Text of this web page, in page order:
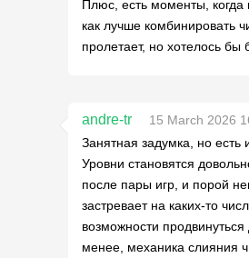
Плюс, есть моменты, когда
как лучше комбинировать
пролетает, но хотелось бы
andre-tr
15 March 2026
Занятная задумка, но есть
Уровни становятся
после пары игр, и порой
застревает на каких-то
возможности
менее, механика слияния